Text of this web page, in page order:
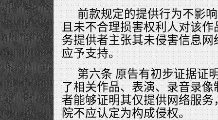
前款规定的提供行为不影
且未不合理损害权利人对该
务提供者主张其未侵害信息
应予支持。
第六条 原告有初步证据证
了相关作品、表演、录音录
者能够证明其仅提供网络服
院不应认定为构成侵权。